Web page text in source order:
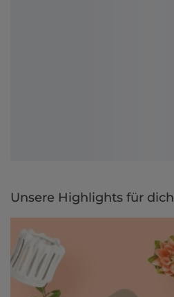
Unsere Highlights für dich